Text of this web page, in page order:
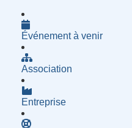
Événement à venir
Association
Entreprise